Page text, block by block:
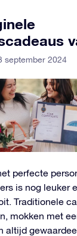
september 2024
perfecte
is nog leuker
Traditionele
mokken met
altijd